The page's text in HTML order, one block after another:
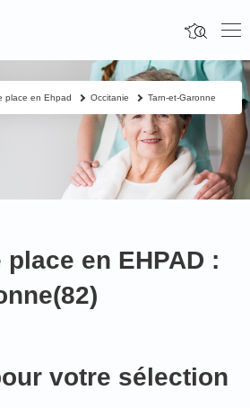
en EHPAD :
votre sélection
place en Ehpad Occitanie Tarn-et-Garonne